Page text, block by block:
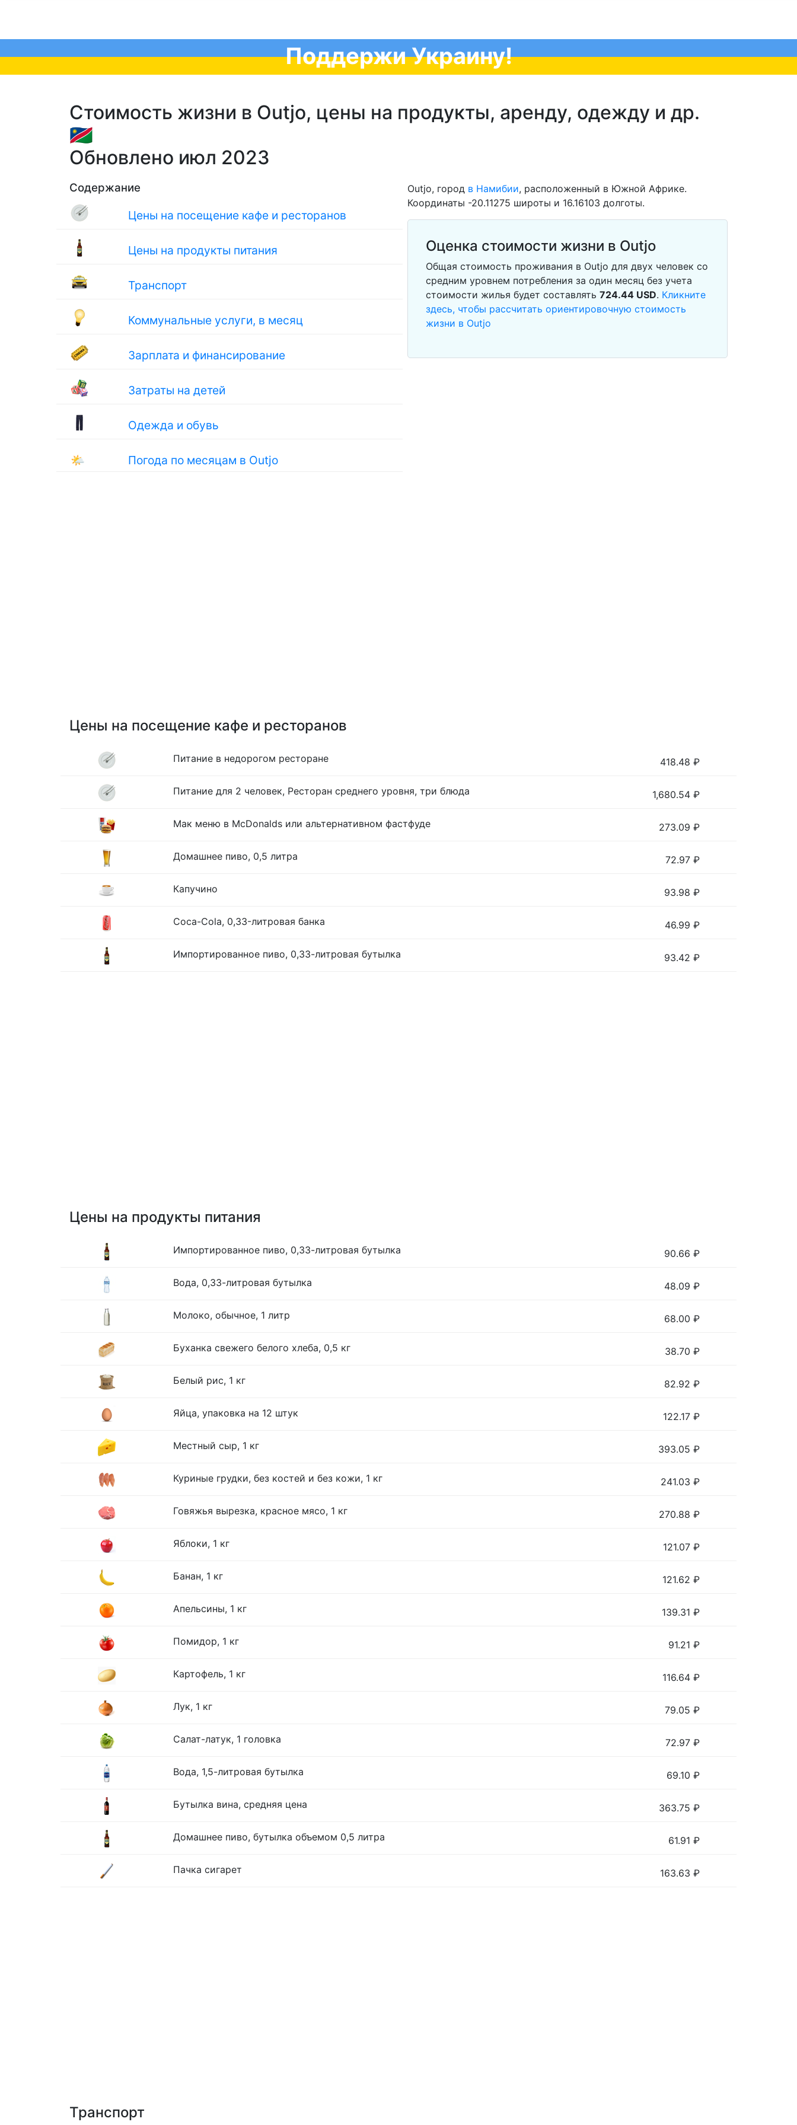
Поддержи Украину!
Стоимость жизни в Outjo, цены на продукты, аренду, одежду и др.
🇳🇦
Обновлено июл 2023
Содержание
Цены на посещение кафе и ресторанов
Цены на продукты питания
Транспорт
Коммунальные услуги, в месяц
Зарплата и финансирование
Затраты на детей
Одежда и обувь
🌤 Погода по месяцам в Outjo
Outjo, город в Намибии, расположенный в Южной Африке.
Координаты -20.11275 широты и 16.16103 долготы.
Оценка стоимости жизни в Outjo
Общая стоимость проживания в Outjo для двух человек со
средним уровнем потребления за один месяц без учета
стоимости жилья будет составлять 724.44 USD. Кликните
здесь, чтобы рассчитать ориентировочную стоимость
жизни в Outjo
Цены на посещение кафе и ресторанов
Питание в недорогом ресторане 418.48 ₽
Питание для 2 человек, Ресторан среднего уровня, три блюда 1,680.54 ₽
Мак меню в McDonalds или альтернативном фастфуде 273.09 ₽
Домашнее пиво, 0,5 литра 72.97 ₽
Капучино 93.98 ₽
Coca-Cola, 0,33-литровая банка 46.99 ₽
Импортированное пиво, 0,33-литровая бутылка 93.42 ₽
Цены на продукты питания
Импортированное пиво, 0,33-литровая бутылка 90.66 ₽
Вода, 0,33-литровая бутылка 48.09 ₽
Молоко, обычное, 1 литр 68.00 ₽
Буханка свежего белого хлеба, 0,5 кг 38.70 ₽
Белый рис, 1 кг 82.92 ₽
Яйца, упаковка на 12 штук 122.17 ₽
Местный сыр, 1 кг 393.05 ₽
Куриные грудки, без костей и без кожи, 1 кг 241.03 ₽
Говяжья вырезка, красное мясо, 1 кг 270.88 ₽
Яблоки, 1 кг 121.07 ₽
Банан, 1 кг 121.62 ₽
Апельсины, 1 кг 139.31 ₽
Помидор, 1 кг 91.21 ₽
Картофель, 1 кг 116.64 ₽
Лук, 1 кг 79.05 ₽
Салат-латук, 1 головка 72.97 ₽
Вода, 1,5-литровая бутылка 69.10 ₽
Бутылка вина, средняя цена 363.75 ₽
Домашнее пиво, бутылка объемом 0,5 литра 61.91 ₽
Пачка сигарет 163.63 ₽
Транспорт